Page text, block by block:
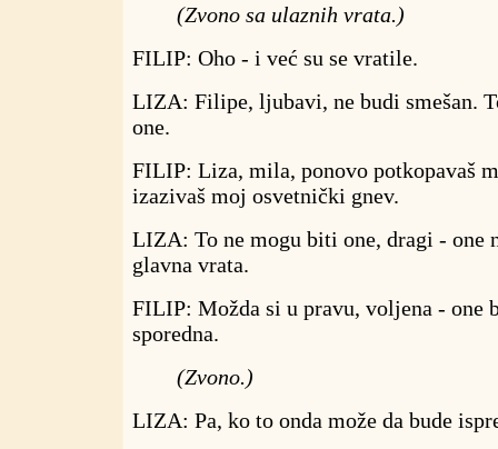
(Zvono sa ulaznih vrata.)
FILIP: Oho - i već su se vratile.
LIZA: Filipe, ljubavi, ne budi smešan.
one.
FILIP: Liza, mila, ponovo potkopavaš
izazivaš moj osvetnički gnev.
LIZA: To ne mogu biti one, dragi - one
glavna vrata.
FILIP: Možda si u pravu, voljena - one
sporedna.
(Zvono.)
LIZA: Pa, ko to onda može da bude